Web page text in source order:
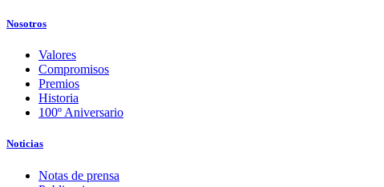
Nosotros
Valores
Compromisos
Premios
Historia
100º Aniversario
Noticias
Notas de prensa